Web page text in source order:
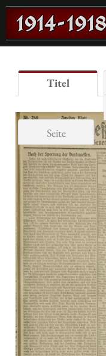
Titel
Seite